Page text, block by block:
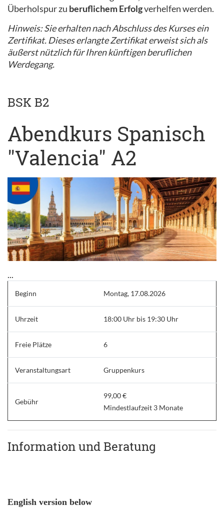
Überholspur zu beruflichem Erfolgverhelfen werden.
Hinweis: Sie erhalten nach Abschluss des Kurses ein
Zertifikat. Dieses erlangte Zertifikat erweist sich als
äußerst nützlich für Ihren künftigen beruflichen
Werdegang.
BSK B2
Abendkurs Spanisch
"Valencia" A2
...
Beginn Montag, 17.08.2026
Uhrzeit 18:00 Uhr bis 19:30 Uhr
Freie Plätze 6
Veranstaltungsart Gruppenkurs
Gebühr
99,00 €
Mindestlaufzeit 3 Monate
Information und Beratung
English version below